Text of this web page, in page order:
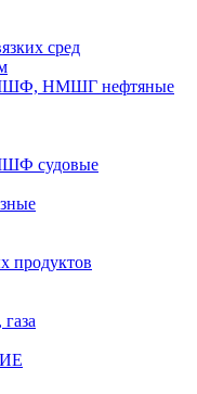
сред
НМШГ нефтяные
судовые
продуктов